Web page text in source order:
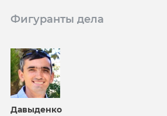
Фигуранты дела
Давыденко